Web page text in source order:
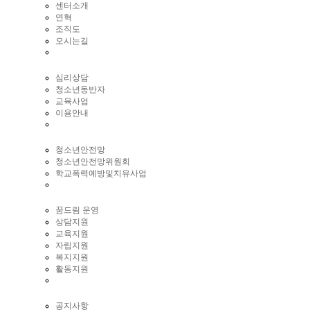
센터소개
연혁
조직도
오시는길
심리상담
청소년동반자
교육사업
이용안내
청소년안전망
청소년안전망위원회
학교폭력예방및치유사업
꿈드림 운영
상담지원
교육지원
자립지원
복지지원
활동지원
공지사항